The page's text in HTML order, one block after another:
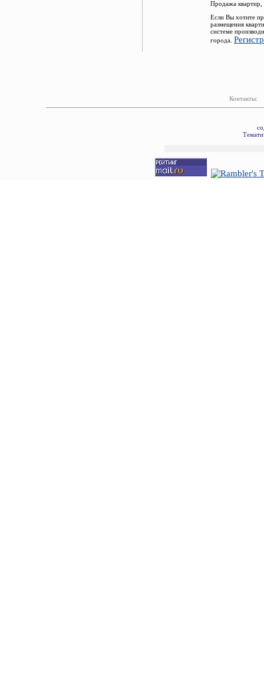
Продажа квартир,
Если Вы хотите
размещения
системе
города.
Контакты: